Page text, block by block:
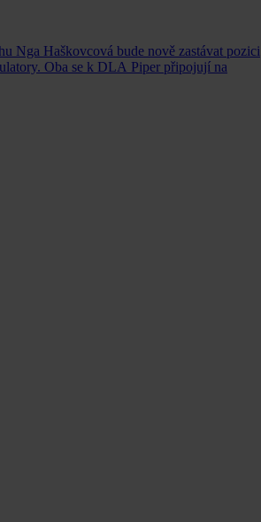
Nga Haškovcová bude nově zastávat pozici
Oba se k DLA Piper připojují na